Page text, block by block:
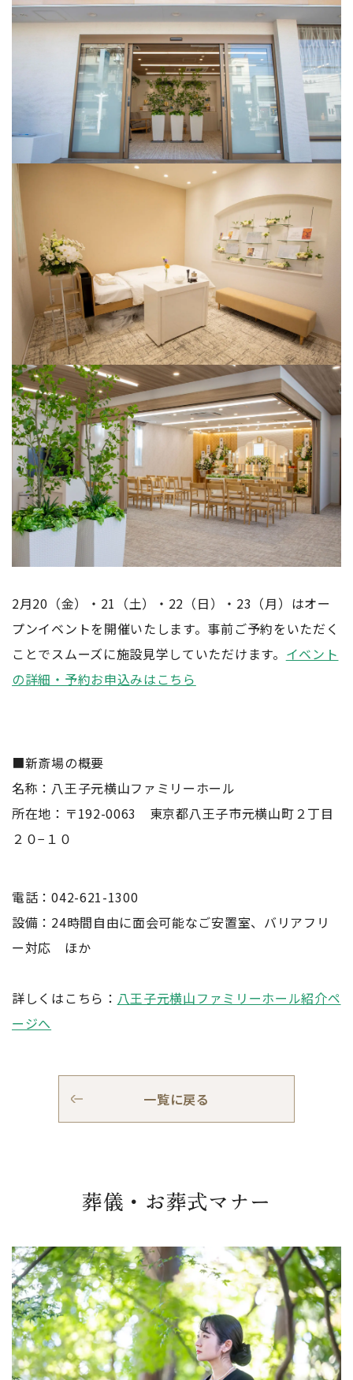
2月20（金）・21（土）・22（日）・23（月）はオー
プンイベントを開催いたします。事前ご予約をいただく
ことでスムーズに施設見学していただけます。 イベント
の詳細・予約お申込みはこちら
■新斎場の概要
名称：八王子元横山ファミリーホール
所在地：〒192-0063 東京都八王子市元横山町２丁目
２０−１０
電話：042-621-1300
設備：24時間自由に面会可能なご安置室、バリアフリ
ー対応 ほか
詳しくはこちら： 八王子元横山ファミリーホール紹介ペ
ージへ
一覧に戻る
葬儀・お葬式マナー